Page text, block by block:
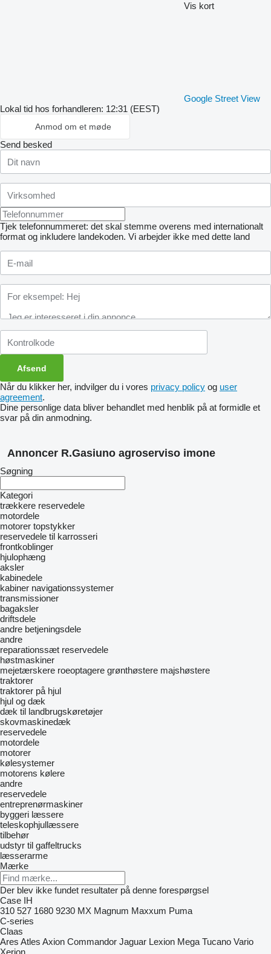
Vis kort
Google Street View
Lokal tid hos forhandleren: 12:31 (EEST)
Anmod om et møde
Send besked
Tjek telefonnummeret: det skal stemme overens med internationalt
format og inkludere landekoden. Vi arbejder ikke med dette land
Når du klikker her, indvilger du i vores privacy policy og user
agreement.
Dine personlige data bliver behandlet med henblik på at formidle et
svar på din anmodning.
Annoncer R.Gasiuno agroserviso imone
Søgning
Kategori
trækkere reservedele
motordele
motorer topstykker
reservedele til karrosseri
frontkoblinger
hjulophæng
aksler
kabinedele
kabiner navigationssystemer
transmissioner
bagaksler
driftsdele
andre betjeningsdele
andre
reparationssæt reservedele
høstmaskiner
mejetærskere roeoptagere grønthøstere majshøstere
traktorer
traktorer på hjul
hjul og dæk
dæk til landbrugskøretøjer
skovmaskinedæk
reservedele
motordele
motorer
kølesystemer
motorens kølere
andre
reservedele
entreprenørmaskiner
byggeri læssere
teleskophjullæssere
tilbehør
udstyr til gaffeltrucks
læsserarme
Mærke
Der blev ikke fundet resultater på denne forespørgsel
Case IH
310 527 1680 9230 MX Magnum Maxxum Puma
C-series
Claas
Ares Atles Axion Commandor Jaguar Lexion Mega Tucano Vario
Xerion